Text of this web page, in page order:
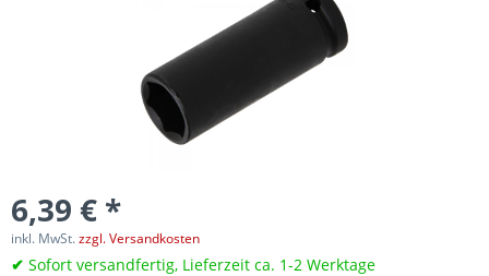
6,39 € *
inkl. MwSt.zzgl. Versandkosten
✔ Sofort versandfertig, Lieferzeit ca. 1-2 Werktage